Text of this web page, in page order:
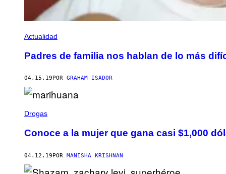
Actualidad
Padres de familia nos hablan de lo más
04.15.19 POR GRAHAM ISADOR
Drogas
Conoce a la mujer que gana casi $1,000
04.12.19POR MANISHA KRISHNAN